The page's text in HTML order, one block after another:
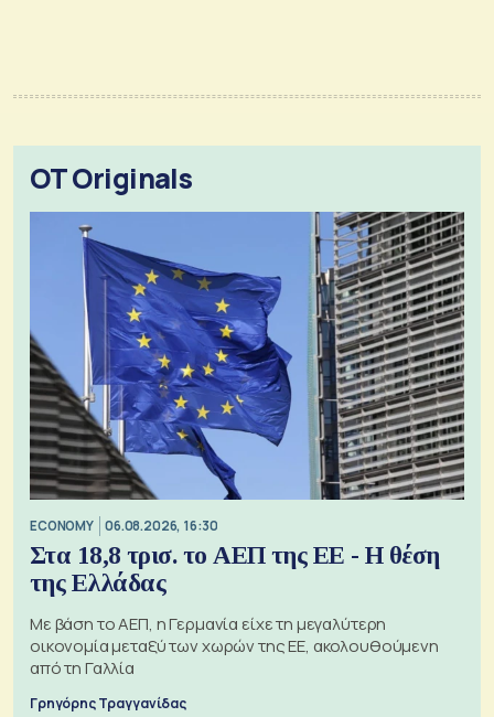
OT Originals
ECONOMY 06.08.2026, 16:30
Στα 18,8 τρισ. το ΑΕΠ της ΕΕ - Η θέση
της Ελλάδας
Με βάση το ΑΕΠ, η Γερμανία είχε τη μεγαλύτερη
οικονομία μεταξύ των χωρών της ΕΕ, ακολουθούμενη
από τη Γαλλία
Γρηγόρης Τραγγανίδας